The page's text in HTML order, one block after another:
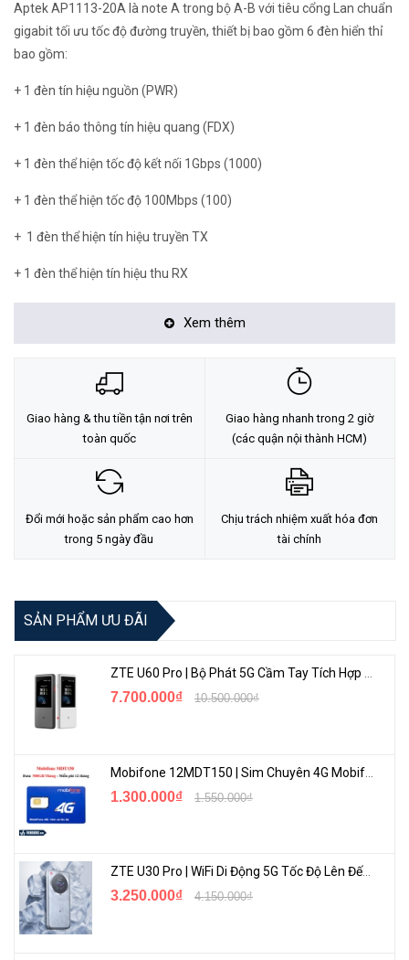
Aptek AP1113-20A là note A trong bộ A-B với tiêu cổng Lan chuẩn
gigabit tối ưu tốc độ đường truyền, thiết bị bao gồm 6 đèn hiển thỉ
bao gồm:
+ 1 đèn tín hiệu nguồn (PWR)
+ 1 đèn báo thông tín hiệu quang (FDX)
+ 1 đèn thể hiện tốc độ kết nối 1Gbps (1000)
+ 1 đèn thể hiện tốc độ 100Mbps (100)
+ 1 đèn thể hiện tín hiệu truyền TX
+ 1 đèn thể hiện tín hiệu thu RX
<Hotline: 0828.011.011 - (028)7300.2021 - VoHoang.vn>
Xem thêm
Giao hàng & thu tiền tận nơi trên
toàn quốc
Giao hàng nhanh trong 2 giờ
(các quận nội thành HCM)
Đổi mới hoặc sản phẩm cao hơn
trong 5 ngày đầu
Chịu trách nhiệm xuất hóa đơn
tài chính
SẢN PHẨM ƯU ĐÃI
ZTE U60 Pro | Bộ Phát 5G Cầm Tay Tích Hợp Công Nghệ WiFi 7, Pin 10000mAh
7.700.000₫ 10.500.000₫
1.300.000₫ 1.550.000₫
ZTE U30 Pro | WiFi Di Động 5G Tốc Độ Lên Đến 500Mbps, Màn Hình Cảm Ứng
3.250.000₫ 4.150.000₫